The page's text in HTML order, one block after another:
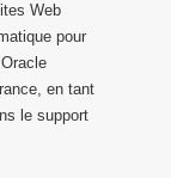
Web
pour
en tant
le support